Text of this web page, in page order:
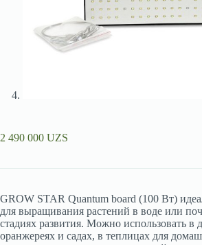
2 490 000 UZS
GROW STAR Quantum board (100 Вт)
для выращивания растений в воде или
стадиях развития. Можно использовать в
оранжереях и садах, в теплицах для